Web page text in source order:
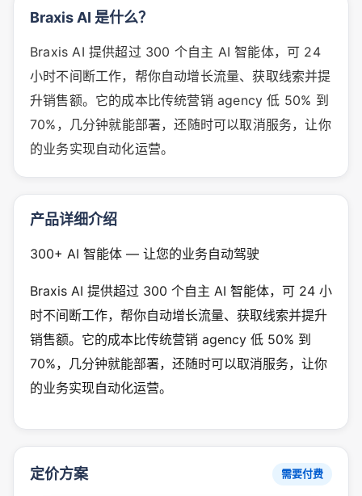
Braxis AI 是什么？
Braxis AI 提供超过 300 个自主 AI 智能体，可 24
小时不间断工作，帮你自动增长流量、获取线索并提
升销售额。它的成本比传统营销 agency 低 50% 到
70%，几分钟就能部署，还随时可以取消服务，让你
的业务实现自动化运营。
产品详细介绍
300+ AI 智能体 — 让您的业务自动驾驶
Braxis AI 提供超过 300 个自主 AI 智能体，可 24 小
时不间断工作，帮你自动增长流量、获取线索并提升
销售额。它的成本比传统营销 agency 低 50% 到
70%，几分钟就能部署，还随时可以取消服务，让你
的业务实现自动化运营。
定价方案 需要付费